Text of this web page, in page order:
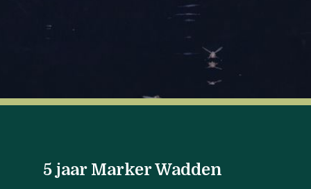
5 jaar Marker Wadden